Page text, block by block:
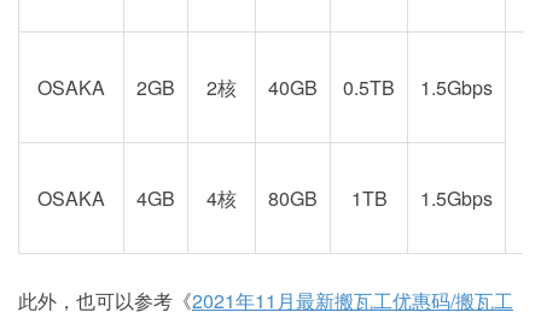
OSAKA 2GB 2核 40GB 0.5TB
1.5Gbps
OSAKA
4GB 4核 80GB 1TB 1.5Gbps
此外，也可以参考《2021年11月最新搬瓦工优惠码/搬瓦工